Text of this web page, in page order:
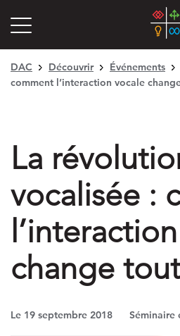
DAC Découvrir Événements
comment l’interaction vocale
La
vocalisée :
change tout
Le 19 septembre 2018 Séminaire